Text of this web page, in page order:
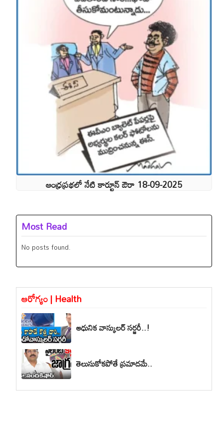
ఆంధ్రప్రభలో నేటి కార్టూన్ ఔరా 18-09-2025
Most Read
No posts found.
ఆరోగ్యం | Health
ఆధునిక వాస్కులర్ సర్జరీ..!
తెలుసుకోకపోతే ప్రమాదమే..